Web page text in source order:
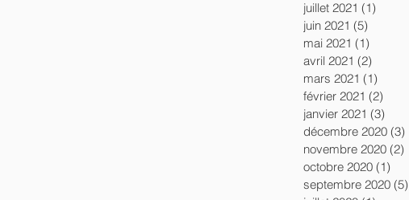
juillet 2021 (1)
juin 2021 (5)
mai 2021 (1)
avril 2021 (2)
mars 2021 (1)
février 2021 (2)
janvier 2021 (3)
décembre 2020 (3)
novembre 2020 (2)
octobre 2020 (1)
septembre 2020 (5)